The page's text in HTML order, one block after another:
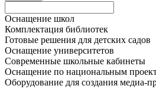
Оснащение школ
Комплектация библиотек
Готовые решения для детских садов
Оснащение университетов
Современные школьные кабинеты
Оснащение по национальным
Оборудование для создания медиа-